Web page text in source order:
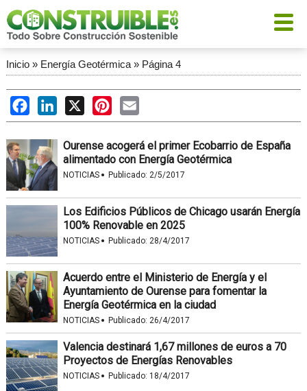
Inicio» Energía Geotérmica» Página 4
FacebookLinkedIn
X PinterestEmail
Ourense acogerá el primer Ecobarrio de España
alimentado con Energía Geotérmica
NOTICIAS · Publicado: 2/5/2017
Los Edificios Públicos de Chicago usarán Energía
100% Renovable en 2025
NOTICIAS · Publicado: 28/4/2017
Acuerdo entre el Ministerio de Energía y el
Ayuntamiento de Ourense para fomentar la
Energía Geotérmica en la ciudad
NOTICIAS · Publicado: 26/4/2017
Valencia destinará 1,67 millones de euros a 70
Proyectos de Energías Renovables
NOTICIAS · Publicado: 18/4/2017